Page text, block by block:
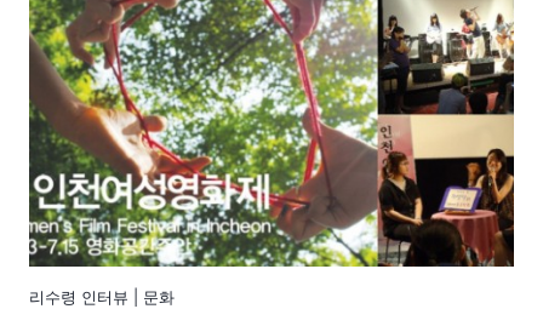
리수령 인터뷰 문화